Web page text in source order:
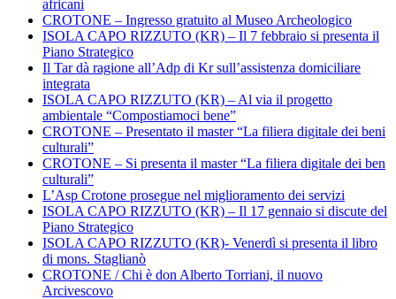
africani
CROTONE – Ingresso gratuito al Museo Archeologico
ISOLA CAPO RIZZUTO (KR) – Il 7 febbraio si presenta il
Piano Strategico
Il Tar dà ragione all’Adp di Kr sull’assistenza domiciliare
integrata
ISOLA CAPO RIZZUTO (KR) – Al via il progetto
ambientale “Compostiamoci bene”
CROTONE – Presentato il master “La filiera digitale dei beni
culturali”
CROTONE – Si presenta il master “La filiera digitale dei ben
culturali”
L’Asp Crotone prosegue nel miglioramento dei servizi
ISOLA CAPO RIZZUTO (KR) – Il 17 gennaio si discute del
Piano Strategico
ISOLA CAPO RIZZUTO (KR)- Venerdì si presenta il libro
di mons. Staglianò
CROTONE / Chi è don Alberto Torriani, il nuovo
Arcivescovo